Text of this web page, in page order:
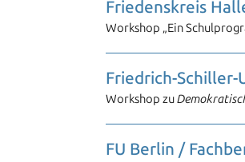
Friedenskreis
Workshop „Ein
Friedrich-Schiller-
Workshop zu
FU Berlin /